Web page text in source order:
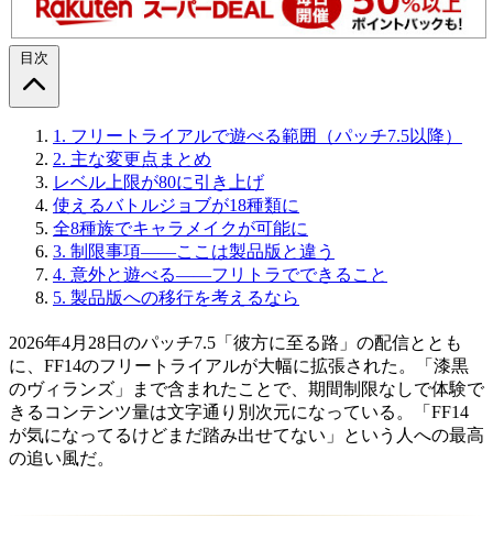
目次
1. フリートライアルで遊べる範囲（パッチ7.5以降）
2. 主な変更点まとめ
レベル上限が80に引き上げ
使えるバトルジョブが18種類に
全8種族でキャラメイクが可能に
3. 制限事項——ここは製品版と違う
4. 意外と遊べる——フリトラでできること
5. 製品版への移行を考えるなら
2026年4月28日のパッチ7.5「彼方に至る路」の配信ととも
に、FF14のフリートライアルが大幅に拡張された。「漆黒
のヴィランズ」まで含まれたことで、期間制限なしで体験で
きるコンテンツ量は文字通り別次元になっている。「FF14
が気になってるけどまだ踏み出せてない」という人への最高
の追い風だ。